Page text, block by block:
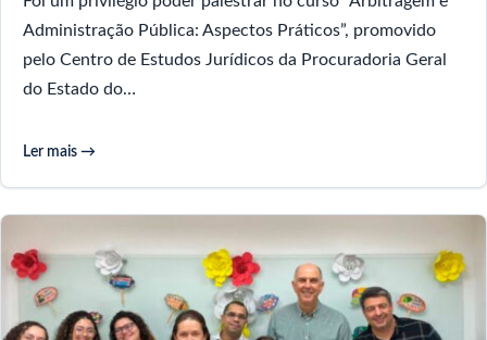
Administração Pública: Aspectos Práticos”, promovido
pelo Centro de Estudos Jurídicos da Procuradoria Geral
do Estado do…
Ler mais →